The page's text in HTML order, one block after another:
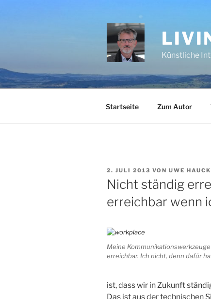
Künstliche
Startseite Zum Autor
VERÖFFENTLICHT
AM
2. JULI 2013 VON UWE HAUCK
Nicht ständig
erreichbar wenn
Meine
erreichbar. Ich nicht, denn dafür
ist, dass wir in Zukunft
Das ist aus der technischen